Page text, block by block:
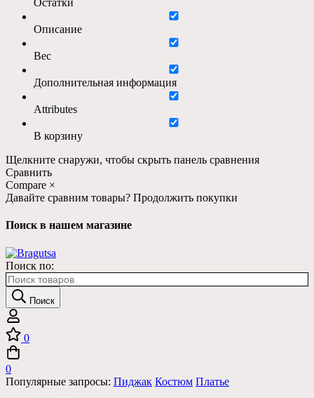
Остатки
Описание
Вес
Дополнительная информация
Attributes
В корзину
Щелкните снаружи, чтобы скрыть панель сравнения
Сравнить
Compare ×
Давайте сравним товары? Продолжить покупки
Поиск в нашем магазине
Поиск по:
Поиск
0
0
Популярные запросы: Пиджак Костюм Платье